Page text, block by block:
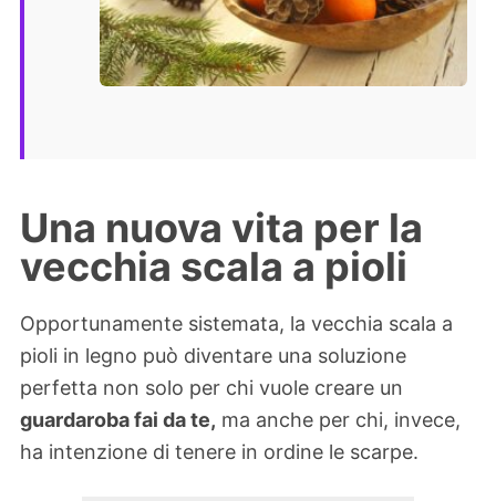
Una nuova vita per la
vecchia scala a pioli
Opportunamente sistemata, la vecchia scala a
pioli in legno può diventare una soluzione
perfetta non solo per chi vuole creare un
guardaroba fai da te, ma anche per chi, invece,
ha intenzione di tenere in ordine le scarpe.